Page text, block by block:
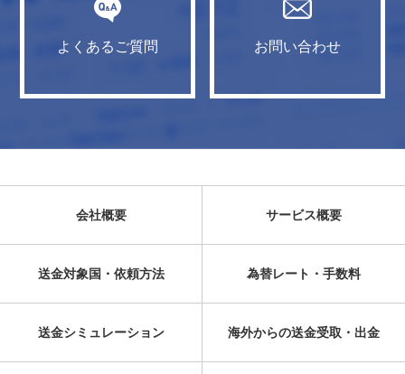
よくあるご質問 お問い合わせ
会社概要 サービス概要
送金対象国・依頼方法 為替レート・手数料
送金シミュレーション 海外からの送金受取・出金